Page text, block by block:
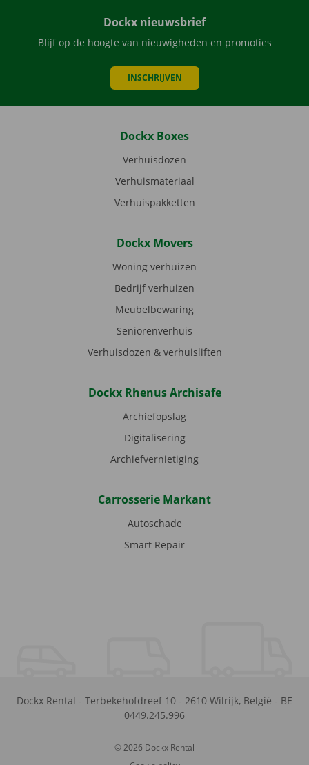
Dockx nieuwsbrief
Blijf op de hoogte van nieuwigheden en promoties
INSCHRIJVEN
Dockx Boxes
Verhuisdozen
Verhuismateriaal
Verhuispakketten
Dockx Movers
Woning verhuizen
Bedrijf verhuizen
Meubelbewaring
Seniorenverhuis
Verhuisdozen & verhuisliften
Dockx Rhenus Archisafe
Archiefopslag
Digitalisering
Archiefvernietiging
Carrosserie Markant
Autoschade
Smart Repair
Dockx Rental - Terbekehofdreef 10 - 2610 Wilrijk, België - BE
0449.245.996
© 2026 Dockx Rental